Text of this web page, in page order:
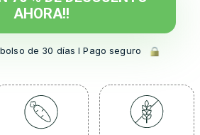
AHORA!!
de 30 días l Pago seguro